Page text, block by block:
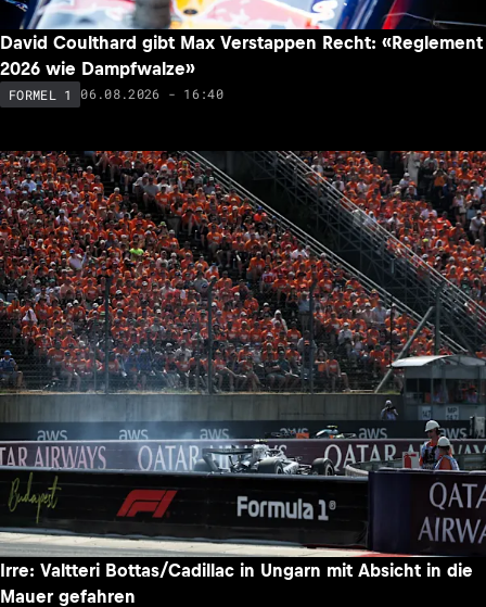
David Coulthard gibt Max Verstappen Recht: «Reglement
2026 wie Dampfwalze»
FORMEL 1 06.08.2026 - 16:40
Irre: Valtteri Bottas/Cadillac in Ungarn mit Absicht in die
Mauer gefahren